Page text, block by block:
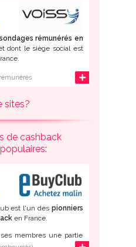
des
bons d'achat ou
sondages rémunérés en
dont le siège social est
d'opinion en ligne est
mais également
Suisse, Canada,
répondez à des
gagner des points que
sites?
de cashback
est l'un des pionniers
en France.
membres une partie
achats lorsque ceux-ci